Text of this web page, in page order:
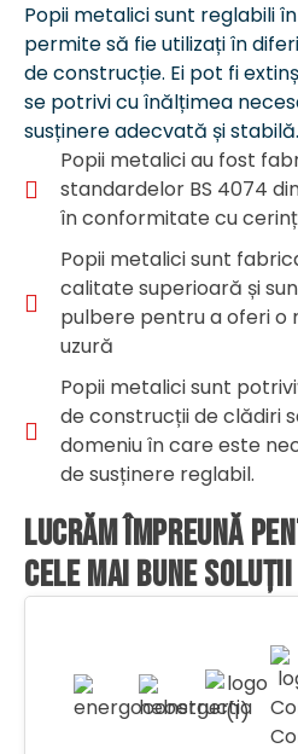
Popii metalici sunt reglabili
permite să fie utilizați în
de construcție. Ei pot fi
se potrivi cu înălțimea
susținere adecvată și stabilă.
Popii metalici au fost
standardelor BS 4074
în conformitate cu
Popii metalici sunt
calitate superioară și
pulbere pentru a oferi o
uzură
Popii metalici sunt
de construcții de clădiri
domeniu în care este
de susținere reglabil.
LUCRĂM ÎMPREUNĂ
CELE MAI BUNE